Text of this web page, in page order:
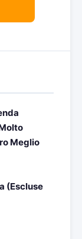
Meglio
(Escluse